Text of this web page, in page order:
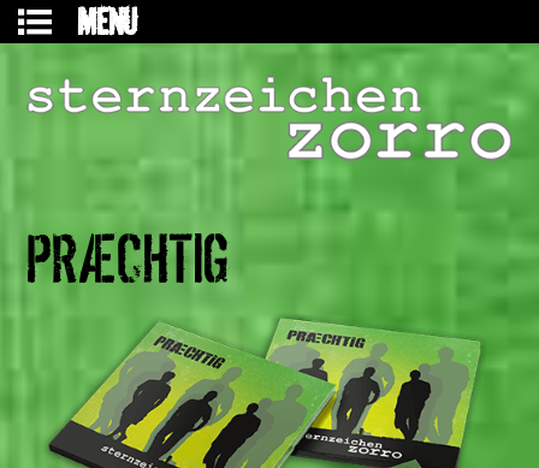
MENU
PRÆCHTIG